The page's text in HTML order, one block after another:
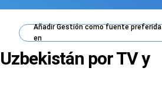
AñadirGestióncomo fuente preferida
en
por TV y